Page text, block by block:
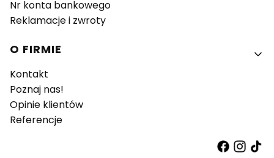
Nr konta bankowego
Reklamacje i zwroty
O FIRMIE
Kontakt
Poznaj nas!
Opinie klientów
Referencje